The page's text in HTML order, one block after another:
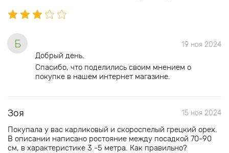
Б 19 ноя 2024
Добрый день.
Спасибо, что поделились своим мнением о
покупке в нашем интернет магазине.
Зоя 15 ноя 2024
Покупала у вас карликовый и скороспелый грецкий орех.
В описании написано ростояние между посадкой 70-90
см, в характеристике 3 -5 метра. Как правильно?